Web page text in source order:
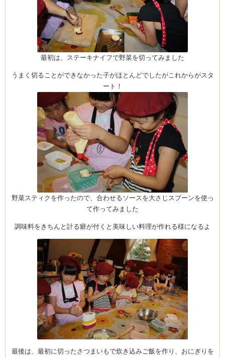
新百合ヶ丘の料理教
最初は、ステーキナイフで野菜を切ってみました
うまく切ることができなかった子がほとんどでしたがこれからがスタ
ート！
野菜スティクを作ったので、合わせるソースを大さじスプーンを使っ
て作ってみました
調味料をきちんと計る癖が付くと美味しい料理が作れる様になるよ
最後は、最初に切ったさつまいもで炊き込みご飯を作り、おにぎりを